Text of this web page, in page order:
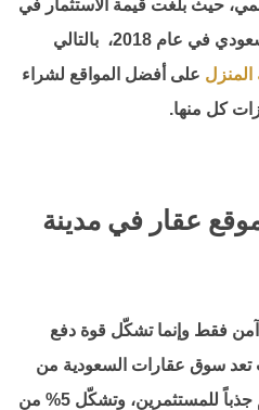
حيث بلغت قيمة الاستثمار في
كافة المجالات 13 مليار ريال سعودي في عام 2018، بالتالي
المنزل على أفضل المواقع لشراء
كل منها.
عقار في مدينة
آمن فقط وإنما تشكّل قوة دفع
تعد سوق عقارات السعودية من
أهم أسواق العقارات في العالم جذباً للمستثمرين، وتشكّل 5% من